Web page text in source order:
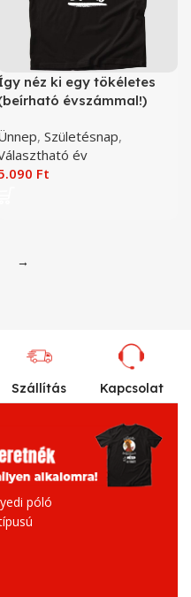
néz ki egy tökéletes
évszámmal!)
, Születésnap,
év
Ft
→
Szállítás Kapcsolat
póló